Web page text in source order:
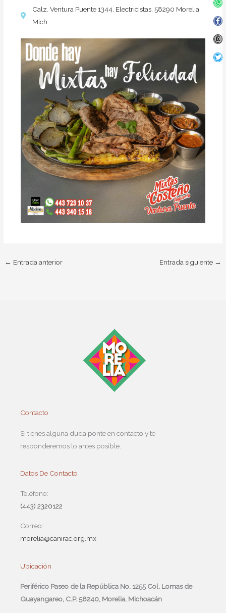
Calz. Ventura Puente 1344, Electricistas, 58290 Morelia,
Mich.
← Entrada anterior Entrada siguiente →
Contacto
Si tienes alguna duda ponte en contacto y te
responderemos lo antes posible.
Datos De Contacto
Teléfono:
(443) 2320122
Correo:
morelia@canirac.org.mx
Ubicación
Periférico Paseo de la República No. 1255 Col. Lomas de
Guayangareo, C.P. 58240, Morelia, Michoacán
f